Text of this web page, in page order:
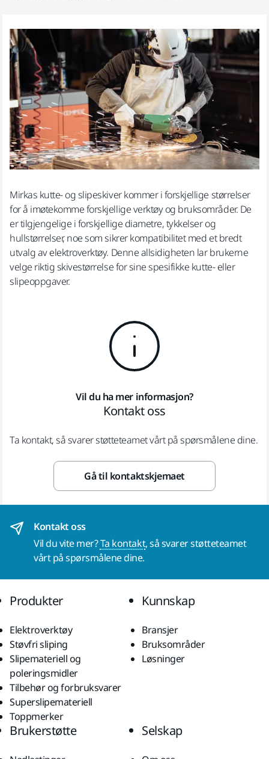
Mirkas kutte- og slipeskiver kommer i forskjellige størrelser
for å imøtekomme forskjellige verktøy og bruksområder. De
er tilgjengelige i forskjellige diametre, tykkelser og
hullstørrelser, noe som sikrer kompatibilitet med et bredt
utvalg av elektroverktøy. Denne allsidigheten lar brukerne
velge riktig skivestørrelse for sine spesifikke kutte- eller
slipeoppgaver.
Vil du ha mer informasjon?
Kontakt oss
Ta kontakt, så svarer støtteteamet vårt på spørsmålene dine.
Gå til kontaktskjemaet
Kontakt oss
Vil du vite mer?Ta kontakt, så svarer støtteteamet
vårt på spørsmålene dine.
Produkter
Elektroverktøy
Støvfri sliping
Slipemateriell og
poleringsmidler
Tilbehør og forbruksvarer
Superslipemateriell
Toppmerker
Kunnskap
Bransjer
Bruksområder
Løsninger
Brukerstøtte Selskap